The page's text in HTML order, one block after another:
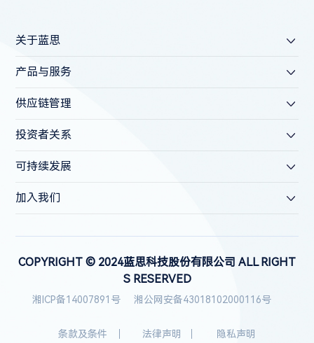
关于蓝思
产品与服务
供应链管理
投资者关系
可持续发展
加入我们
COPYRIGHT © 2024蓝思科技股份有限公司 ALL RIGHT
S RESERVED
湘ICP备14007891号 湘公网安备43018102000116号
条款及条件 法律声明 隐私声明